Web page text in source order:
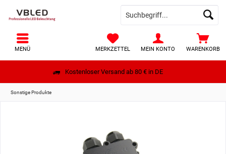
Kostenloser Versand ab 80 € in DE
WARENKORB
MERKZETTEL MEIN KONTO
MENÜ
Sonstige Produkte